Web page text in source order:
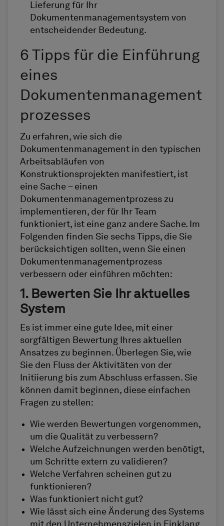
Lieferung für Ihr
Dokumentenmanagementsystem von
entscheidender Bedeutung.
6 Tipps für die Einführung
eines
Dokumentenmanagement
prozesses
Zu erfahren, wie sich die
Dokumentenmanagement in den typischen
Arbeitsabläufen von
Konstruktionsprojekten manifestiert, ist
eine Sache – einen
Dokumentenmanagementprozess zu
implementieren, der für Ihr Team
funktioniert, ist eine ganz andere Sache. Im
Folgenden finden Sie sechs Tipps, die Sie
berücksichtigen sollten, wenn Sie einen
Dokumentenmanagementprozess
verbessern oder einführen möchten:
1. Bewerten Sie Ihr aktuelles
System
Es ist immer eine gute Idee, mit einer
sorgfältigen Bewertung Ihres aktuellen
Ansatzes zu beginnen. Überlegen Sie, wie
Sie den Fluss der Aktivitäten von der
Initiierung bis zum Abschluss erfassen. Sie
können damit beginnen, diese einfachen
Fragen zu stellen:
Wie werden Bewertungen vorgenommen,
um die Qualität zu verbessern?
Welche Aufzeichnungen werden benötigt,
um Schritte extern zu validieren?
Welche Verfahren scheinen gut zu
funktionieren?
Was funktioniert nicht gut?
Wie lässt sich eine Änderung des Systems